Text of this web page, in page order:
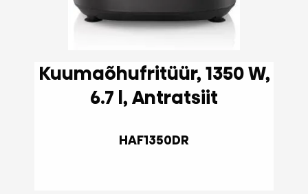
Kuumaõhufritüür, 1350 W,
6.7 l, Antratsiit
HAF1350DR